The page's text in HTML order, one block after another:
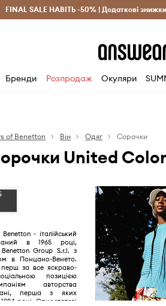
Лише оригінальні товари
FINAL SALE НАВІТЬ -50% | Додаткові
Бренди Розпродаж Окуляри
of Benetton Він Одяг Сорочки
United
- італійський
в 1965 році,
Group S.r.l. з
в Понцано-Венето.
за все яскраво-
позицією
авторства
перша з яких
році. Одностатеві